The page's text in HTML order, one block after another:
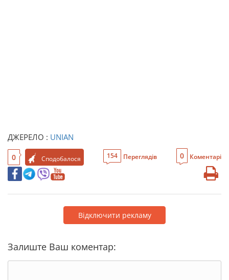
ДЖЕРЕЛО : UNIAN
0 Сподобалося 154 Переглядів 0 Коментарі
Відключити рекламу
Залиште Ваш коментар: